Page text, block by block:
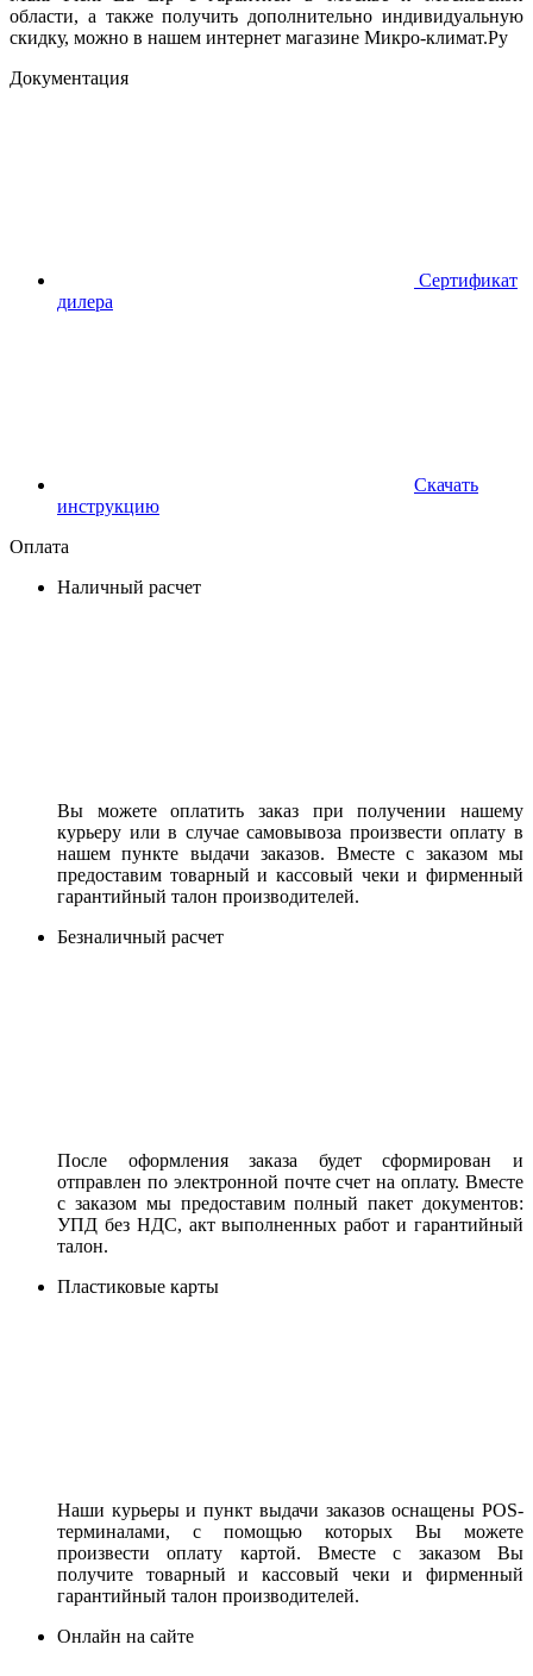
области, а также получить дополнительно индивидуальную
скидку, можно в нашем интернет магазине Микро-климат.Ру
Документация
Сертификат
дилера
Скачать
инструкцию
Оплата
Наличный расчет
Вы можете оплатить заказ при получении нашему
курьеру или в случае самовывоза произвести оплату в
нашем пункте выдачи заказов. Вместе с заказом мы
предоставим товарный и кассовый чеки и фирменный
гарантийный талон производителей.
Безналичный расчет
После оформления заказа будет сформирован и
отправлен по электронной почте счет на оплату. Вместе
с заказом мы предоставим полный пакет документов:
УПД без НДС, акт выполненных работ и гарантийный
талон.
Пластиковые карты
Наши курьеры и пункт выдачи заказов оснащены POS-
терминалами, с помощью которых Вы можете
произвести оплату картой. Вместе с заказом Вы
получите товарный и кассовый чеки и фирменный
гарантийный талон производителей.
Онлайн на сайте